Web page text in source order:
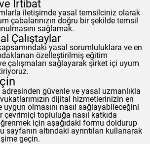
İrtibat
iletişimde yasal temsilciniz olarak
çabalarınızın doğru bir şekilde temsil
sağlamak.
Çalıştaylar
yasal sorumluluklara ve en
özelleştirilmiş eğitim
çalışmaları sağlayarak şirket içi uyum
adresinden güvenle ve yasal uzmanlıkla
dijital hizmetlerinizin en
olmasını nasıl sağlayabileceğini
çevrimiçi topluluğa nasıl katkıda
için aşağıdaki formu doldurup
sayfanın altındaki ayrıntıları kullanarak
geçin.